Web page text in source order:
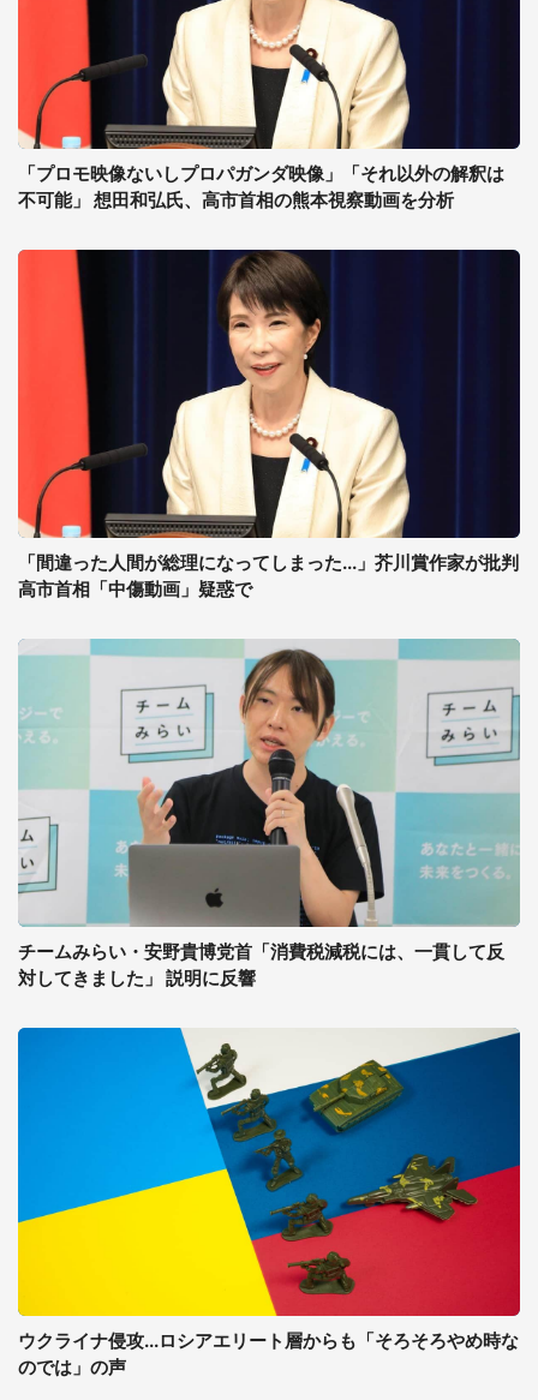
「プロモ映像ないしプロパガンダ映像」「それ以外の解釈は
不可能」 想田和弘氏、高市首相の熊本視察動画を分析
「間違った人間が総理になってしまった...」芥川賞作家が批判
高市首相「中傷動画」疑惑で
チームみらい・安野貴博党首「消費税減税には、一貫して反
対してきました」 説明に反響
ウクライナ侵攻...ロシアエリート層からも「そろそろやめ時な
のでは」の声